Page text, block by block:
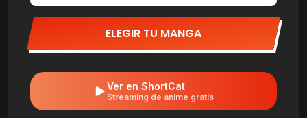
ELEGIR TU MANGA
Ver en ShortCat
Streaming de anime gratis